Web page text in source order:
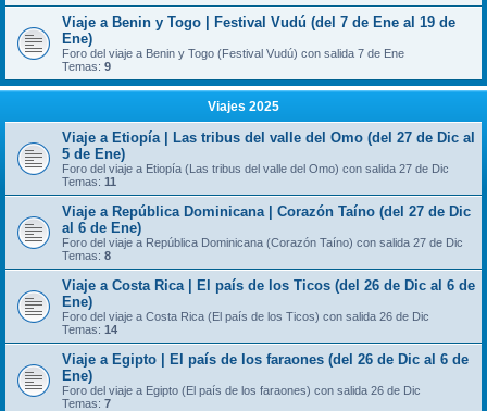
Viaje a Benin y Togo | Festival Vudú (del 7 de Ene al 19 de
Ene)
Foro del viaje a Benin y Togo (Festival Vudú) con salida 7 de Ene
Temas: 9
Viajes 2025
Viaje a Etiopía | Las tribus del valle del Omo (del 27 de Dic al
5 de Ene)
Foro del viaje a Etiopía (Las tribus del valle del Omo) con salida 27 de Dic
Temas: 11
Viaje a República Dominicana | Corazón Taíno (del 27 de Dic
al 6 de Ene)
Foro del viaje a República Dominicana (Corazón Taíno) con salida 27 de Dic
Temas: 8
Viaje a Costa Rica | El país de los Ticos (del 26 de Dic al 6 de
Ene)
Foro del viaje a Costa Rica (El país de los Ticos) con salida 26 de Dic
Temas: 14
Viaje a Egipto | El país de los faraones (del 26 de Dic al 6 de
Ene)
Foro del viaje a Egipto (El país de los faraones) con salida 26 de Dic
Temas: 7